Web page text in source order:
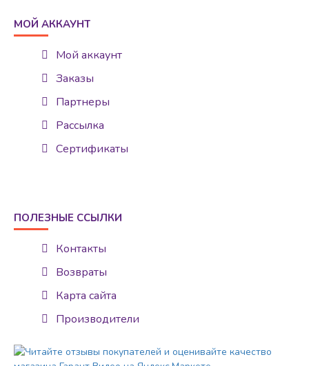
МОЙ АККАУНТ
Мой аккаунт
Заказы
Партнеры
Рассылка
Сертификаты
ПОЛЕЗНЫЕ ССЫЛКИ
Контакты
Возвраты
Карта сайта
Производители